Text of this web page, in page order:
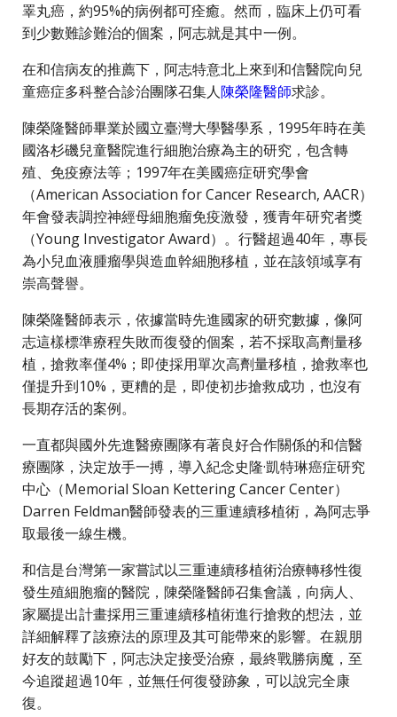
睪丸癌，約95%的病例都可痊癒。然而，臨床上仍可看
到少數難診難治的個案，阿志就是其中一例。
在和信病友的推薦下，阿志特意北上來到和信醫院向兒
童癌症多科整合診治團隊召集人陳榮隆醫師求診。
陳榮隆醫師畢業於國立臺灣大學醫學系，1995年時在美
國洛杉磯兒童醫院進行細胞治療為主的研究，包含轉
殖、免疫療法等；1997年在美國癌症研究學會
（American Association for Cancer Research, AACR）
年會發表調控神經母細胞瘤免疫激發，獲青年研究者獎
（Young Investigator Award）。行醫超過40年，專長
為小兒血液腫瘤學與造血幹細胞移植，並在該領域享有
崇高聲譽。
陳榮隆醫師表示，依據當時先進國家的研究數據，像阿
志這樣標準療程失敗而復發的個案，若不採取高劑量移
植，搶救率僅4%；即使採用單次高劑量移植，搶救率也
僅提升到10%，更糟的是，即使初步搶救成功，也沒有
長期存活的案例。
一直都與國外先進醫療團隊有著良好合作關係的和信醫
療團隊，決定放手一搏，導入紀念史隆·凱特琳癌症研究
中心（Memorial Sloan Kettering Cancer Center）
Darren Feldman醫師發表的三重連續移植術，為阿志爭
取最後一線生機。
和信是台灣第一家嘗試以三重連續移植術治療轉移性復
發生殖細胞瘤的醫院，陳榮隆醫師召集會議，向病人、
家屬提出計畫採用三重連續移植術進行搶救的想法，並
詳細解釋了該療法的原理及其可能帶來的影響。在親朋
好友的鼓勵下，阿志決定接受治療，最終戰勝病魔，至
今追蹤超過10年，並無任何復發跡象，可以說完全康
復。